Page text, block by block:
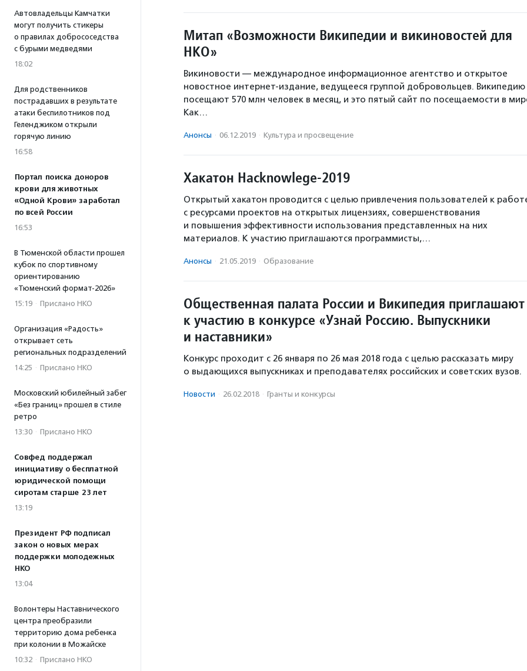
Автовладельцы Камчатки
могут получить стикеры
о правилах добрососедства
с бурыми медведями
18:02
Для родственников
пострадавших в результате
атаки беспилотников под
Геленджиком открыли
горячую линию
16:58
Портал поиска доноров
крови для животных
«Одной Крови» заработал
по всей России
16:53
В Тюменской области прошел
кубок по спортивному
ориентированию
«Тюменский формат-2026»
15:19 · Прислано НКО
Организация «Радость»
открывает сеть
региональных подразделений
14:25 · Прислано НКО
Московский юбилейный забег
«Без границ» прошел в стиле
ретро
13:30 · Прислано НКО
Совфед поддержал
инициативу о бесплатной
юридической помощи
сиротам старше 23 лет
13:19
Президент РФ подписал
закон о новых мерах
поддержки молодежных
НКО
13:04
Волонтеры Наставнического
центра преобразили
территорию дома ребенка
при колонии в Можайске
10:32 · Прислано НКО
Митап «Возможности Википедии и викиновостей для
НКО»
Викиновости — международное информационное агентство и открытое
новостное интернет-издание, ведущееся группой добровольцев. Википедию
посещают 570 млн человек в месяц, и это пятый сайт по посещаемости в
Как…
Анонсы · 06.12.2019 · Культура и просвещение
Хакатон Hacknowlege-2019
Открытый хакатон проводится с целью привлечения пользователей к
с ресурсами проектов на открытых лицензиях, совершенствования
и повышения эффективности использования представленных на них
материалов. К участию приглашаются программисты,…
Анонсы · 21.05.2019 · Образование
Общественная палата России и Википедия приглашают
к участию в конкурсе «Узнай Россию. Выпускники
и наставники»
Конкурс проходит с 26 января по 26 мая 2018 года с целью рассказать миру
о выдающихся выпускниках и преподавателях российских и советских вузов.
Новости · 26.02.2018 · Гранты и конкурсы